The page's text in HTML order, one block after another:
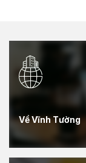
Về Vĩnh Tường